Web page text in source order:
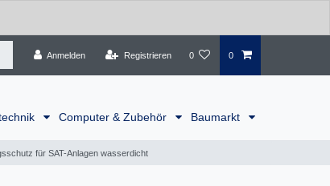
Anmelden Registrieren 0 0
Computer & Zubehör Baumarkt
für SAT-Anlagen wasserdicht